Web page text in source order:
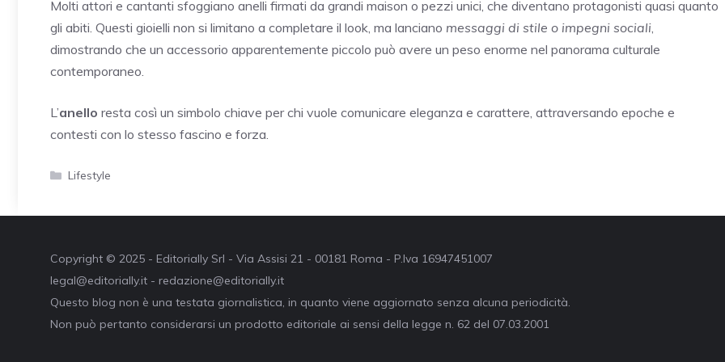
Molti attori e cantanti sfoggiano anelli firmati da grandi maison o pezzi unici, che diventano protagonisti quasi quanto
gli abiti. Questi gioielli non si limitano a completare il look, ma lanciano messaggi di stile o impegni sociali
dimostrando che un accessorio apparentemente piccolo può avere un peso enorme nel panorama culturale
contemporaneo.
L’anello resta così un simbolo chiave per chi vuole comunicare eleganza e carattere, attraversando epoche e
contesti con lo stesso fascino e forza.
Categorie
Lifestyle
Copyright © 2025 - Editorially Srl - Via Assisi 21 - 00181 Roma - P.Iva 16947451007
legal@editorially.it - redazione@editorially.it
Questo blog non è una testata giornalistica, in quanto viene aggiornato senza alcuna periodicità.
Non può pertanto considerarsi un prodotto editoriale ai sensi della legge n. 62 del 07.03.2001